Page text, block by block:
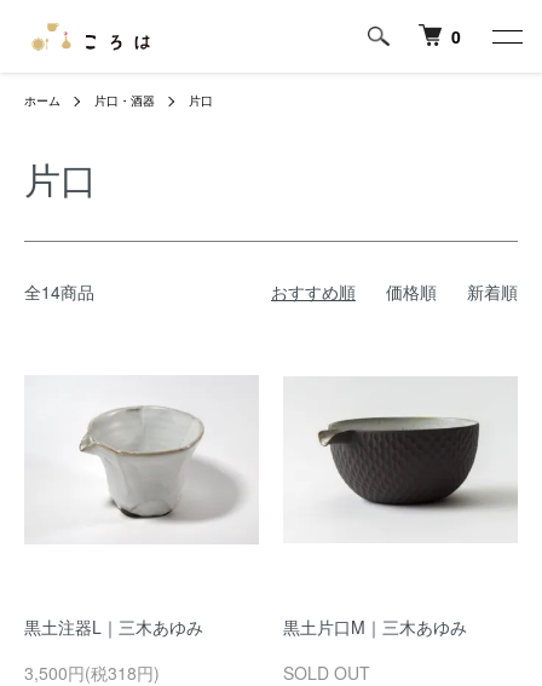
0
ホーム 片口・酒器 片口
片口
全14商品 おすすめ順 価格順 新着順
黒土注器L｜三木あゆみ
3,500円(税318円)
黒土片口M｜三木あゆみ
SOLD OUT